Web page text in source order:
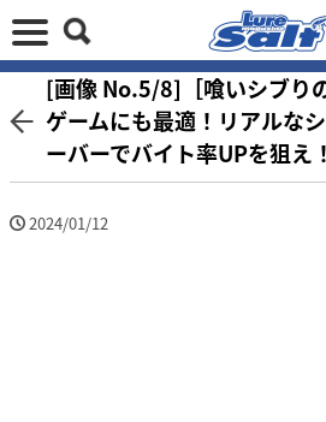
[画像 No.5/8]［喰いシブり
ゲームにも最適！リアルな
ーバーでバイト率UPを狙え！
2024/01/12